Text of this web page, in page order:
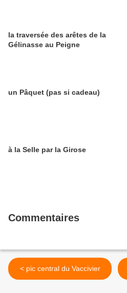
la traversée des arêtes de la
Gélinasse au Peigne
un Pâquet (pas si cadeau)
à la Selle par la Girose
Commentaires
< pic central du Vaccivier